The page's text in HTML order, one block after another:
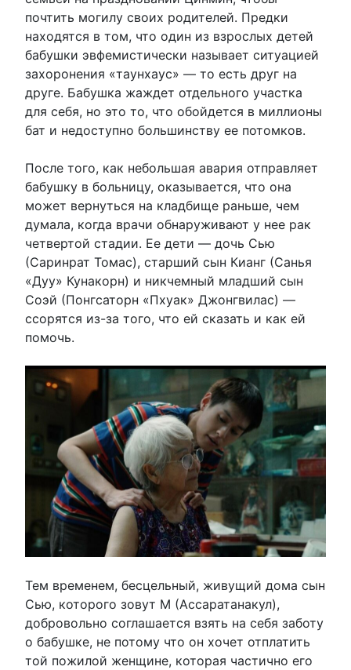
почтить могилу своих родителей. Предки
находятся в том, что один из взрослых детей
бабушки эвфемистически называет ситуацией
захоронения «таунхаус» — то есть друг на
друге. Бабушка жаждет отдельного участка
для себя, но это то, что обойдется в миллионы
бат и недоступно большинству ее потомков.
После того, как небольшая авария отправляет
бабушку в больницу, оказывается, что она
может вернуться на кладбище раньше, чем
думала, когда врачи обнаруживают у нее рак
четвертой стадии. Ее дети — дочь Сью
(Саринрат Томас), старший сын Кианг (Санья
«Дуу» Кунакорн) и никчемный младший сын
Соэй (Понгсаторн «Пхуак» Джонгвилас) —
ссорятся из-за того, что ей сказать и как ей
помочь.
Тем временем, бесцельный, живущий дома сын
Сью, которого зовут М (Ассаратанакул),
добровольно соглашается взять на себя заботу
о бабушке, не потому что он хочет отплатить
той пожилой женщине, которая частично его